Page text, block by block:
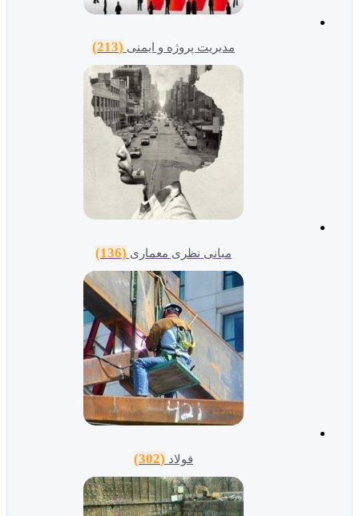
مدیریت پروژه و ایمنی (213)
مبانی نظری معماری (136)
فولاد (302)